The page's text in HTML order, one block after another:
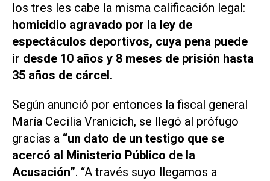
los tres les cabe la misma calificación legal:
homicidio agravado por la ley de
espectáculos deportivos, cuya pena puede
ir desde 10 años y 8 meses de prisión hasta
35 años de cárcel.
Según anunció por entonces la fiscal general
María Cecilia Vranicich, se llegó al prófugo
gracias a “un dato de un testigo que se
acercó al Ministerio Público de la
Acusación”. “A través suyo llegamos a